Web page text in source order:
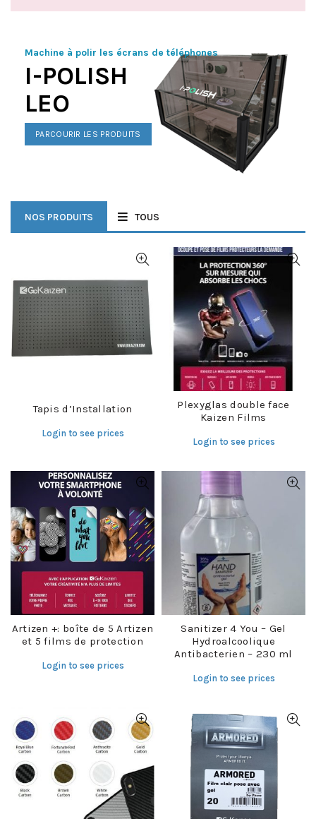
Machine à polir les écrans de téléphones
I-POLISH
LEO
PARCOURIR LES PRODUITS
NOS PRODUITS TOUS
Tapis d’Installation
Login to see prices
Plexyglas double face
Kaizen Films
Login to see prices
Artizen +: boîte de 5 Artizen
et 5 films de protection
Login to see prices
Sanitizer 4 You – Gel
Hydroalcoolique
Antibacterien – 230 ml
Login to see prices